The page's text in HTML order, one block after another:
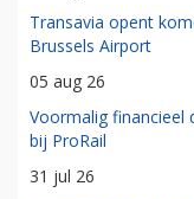
Transavia opent
Brussels Airport
05 aug 26
Voormalig financieel
bij ProRail
31 jul 26